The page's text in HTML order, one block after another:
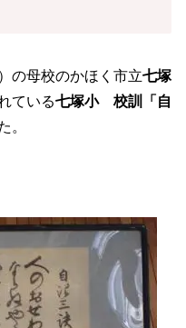
の母校のかほく市立七塚
ている七塚小 校訓「自
。